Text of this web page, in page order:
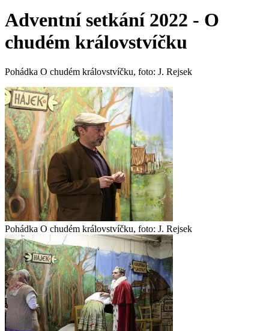
Adventní setkání 2022 - O
chudém královstvíčku
Pohádka O chudém královstvíčku, foto: J. Rejsek
Pohádka O chudém královstvíčku, foto: J. Rejsek